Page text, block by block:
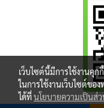
เว็บไซต์นี้มีการใช้งานคุ
ในการใช้งานเว็บไซต์ขอ
ได้ที่นโยบายความเป็นส่